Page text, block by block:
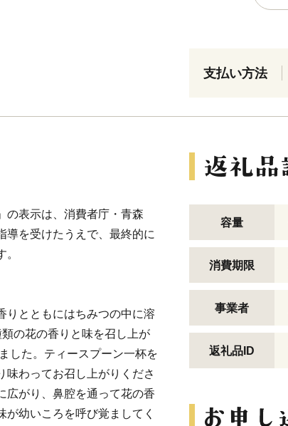
支払い方法
の表示は、消費者庁・青森
導を受けたうえで、最終的に
りとともにはちみつの中に溶
の花の香りと味を召し上が
した。ティースプーン一杯を
味わってお召し上がりくださ
広がり、鼻腔を通って花の香
が幼いころを呼び覚ましてく
容量
消費期限
事業者
返礼品ID